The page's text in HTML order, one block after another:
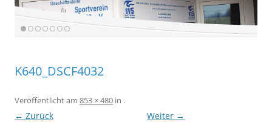
K640_DSCF4032
Veröffentlichtam 853 × 480 in .
← Zurück Weiter →